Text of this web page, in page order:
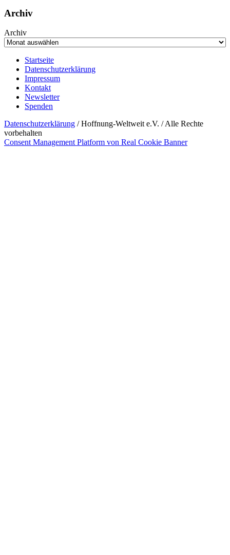
Archiv
Archiv
Startseite
Datenschutzerklärung
Impressum
Kontakt
Newsletter
Spenden
Datenschutzerklärung / Hoffnung-Weltweit e.V. / Alle Rechte
vorbehalten
Consent Management Platform von Real Cookie Banner